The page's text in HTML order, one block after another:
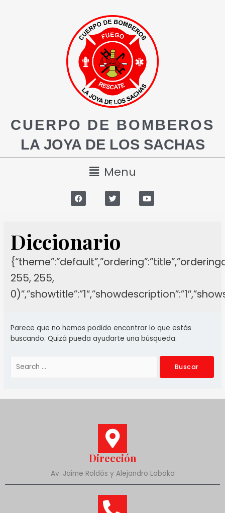
CUERPO DE BOMBEROS
LA JOYA DE LOS SACHAS
Menu
Diccionario
255, 255,
Parece que no hemos podido encontrar lo que estás
buscando. Quizá pueda ayudarte una búsqueda.
Dirección
Av. Jaime Roldós y Alejandro Labaka